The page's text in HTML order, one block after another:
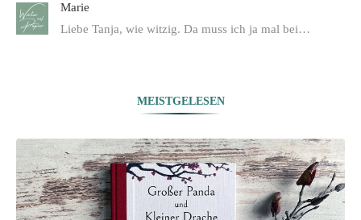
Marie
Liebe Tanja, wie witzig. Da muss ich ja mal bei…
MEISTGELESEN